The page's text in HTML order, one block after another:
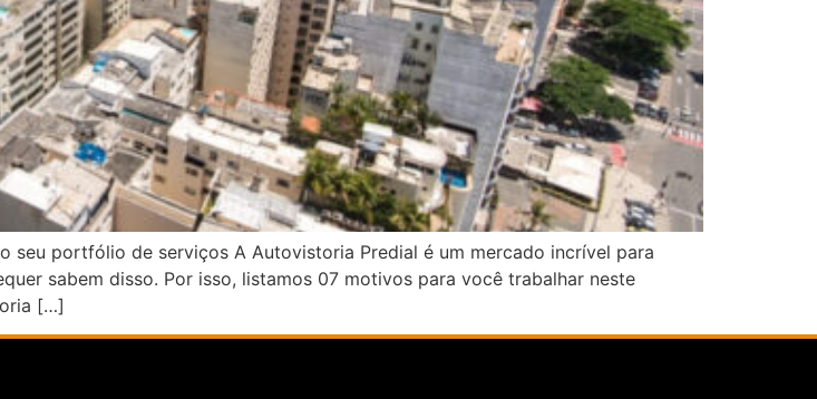
seu portfólio de serviços A Autovistoria Predial é um mercado incrível para
sabem disso. Por isso, listamos 07 motivos para você trabalhar neste
[…]